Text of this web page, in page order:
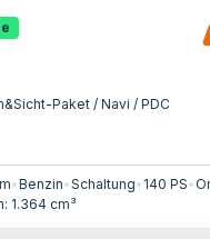
Paket / Navi / PDC
•Benzin•Schaltung• 140 PS•
1.364 cm³